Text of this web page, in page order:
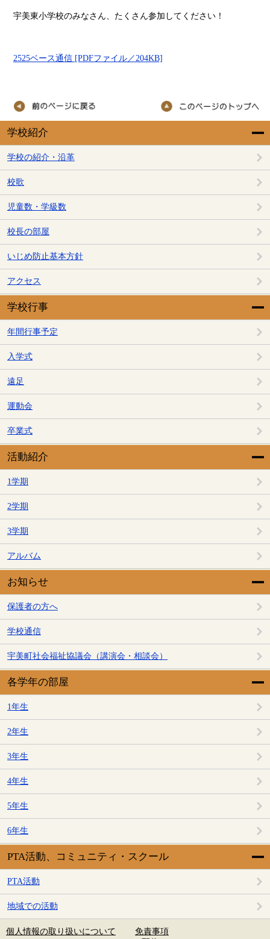
学校紹介
学校の紹介・沿革
校歌
児童数・学級数
校長の部屋
いじめ防止基本方針
アクセス
学校行事
年間行事予定
入学式
遠足
運動会
卒業式
活動紹介
1学期
2学期
3学期
アルバム
お知らせ
保護者の方へ
学校通信
宇美町社会福祉協議会（講演会・相談会）
各学年の部屋
1年生
2年生
3年生
4年生
5年生
6年生
PTA活動、コミュニティ・スクール
PTA活動
地域での活動
宇美東小学校のみなさん、たくさん参加してください！
2525ベース通信 [PDFファイル／204KB]
個人情報の取り扱いについて
免責事項